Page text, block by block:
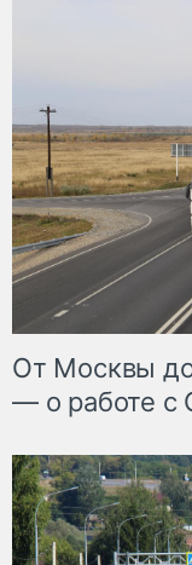
От Москвы
— о работе с